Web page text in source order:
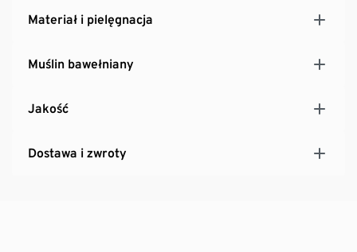
Materiał i pielęgnacja
Muślin bawełniany
Jakość
Dostawa i zwroty